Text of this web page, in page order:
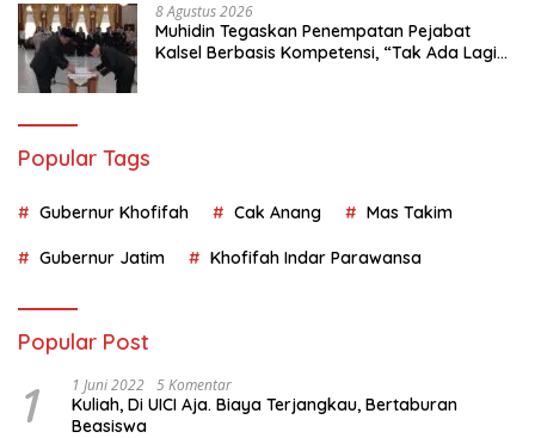
8 Agustus 2026
Muhidin Tegaskan Penempatan Pejabat
Kalsel Berbasis Kompetensi, “Tak Ada Lagi
Popular Tags
Gubernur Khofifah Cak Anang Mas Takim
Gubernur Jatim Khofifah Indar Parawansa
Popular Post
1 1 Juni 2022 5 Komentar
Kuliah, Di UICI Aja. Biaya Terjangkau, Bertaburan
Beasiswa